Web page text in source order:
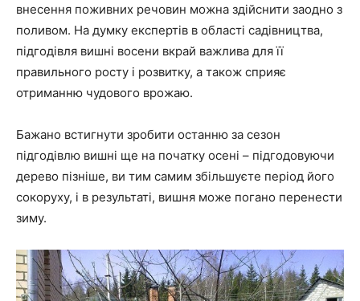
внесення поживних речовин можна здійснити заодно з
поливом. На думку експертів в області садівництва,
підгодівля вишні восени вкрай важлива для її
правильного росту і розвитку, а також сприяє
отриманню чудового врожаю.
Бажано встигнути зробити останню за сезон
підгодівлю вишні ще на початку осені – підгодовуючи
дерево пізніше, ви тим самим збільшуєте період його
сокоруху, і в результаті, вишня може погано перенести
зиму.